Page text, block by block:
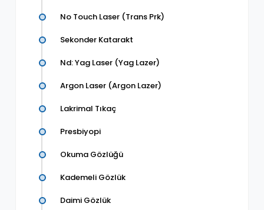
No Touch Laser (Trans Prk)
Sekonder Katarakt
Nd: Yag Laser (Yag Lazer)
Argon Laser (Argon Lazer)
Lakrimal Tıkaç
Presbiyopi
Okuma Gözlüğü
Kademeli Gözlük
Daimi Gözlük